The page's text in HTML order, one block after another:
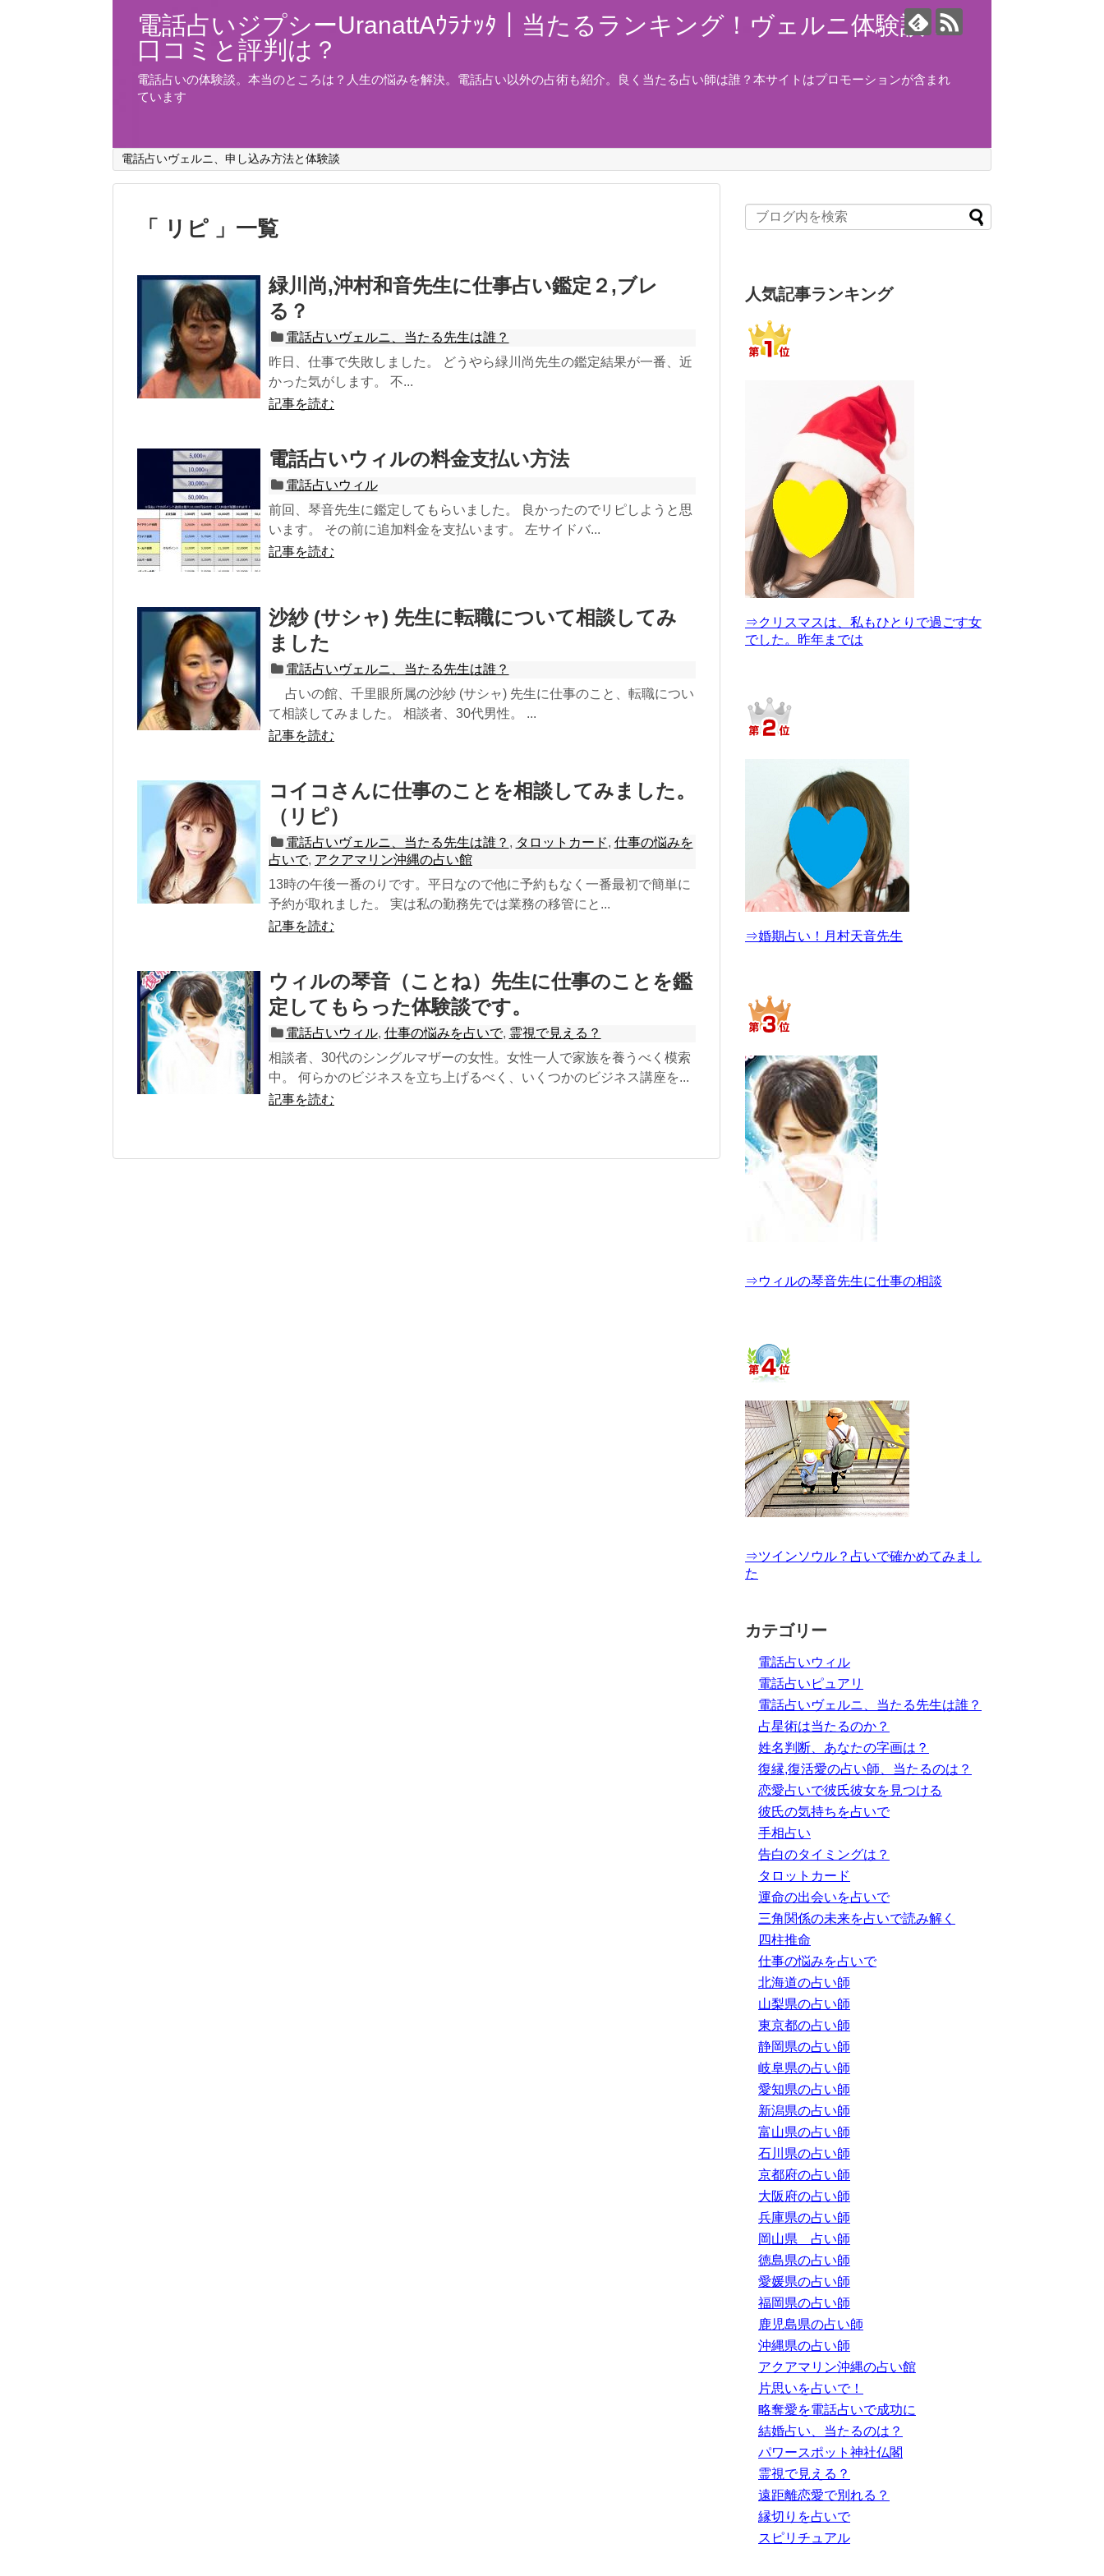
電話占いジプシーUranattAｳﾗﾅｯﾀ｜当たるランキング！ヴェルニ体験談！
口コミと評判は？
電話占いの体験談。本当のところは？人生の悩みを解決。電話占い以外の占術も紹介。良く当たる占い師は誰？本サイトはプロモーションが含まれ
ています
電話占いヴェルニ、申し込み方法と体験談
「 リピ 」一覧
緑川尚,沖村和音先生に仕事占い鑑定２,ブレ
る？
電話占いヴェルニ、当たる先生は誰？
昨日、仕事で失敗しました。 どうやら緑川尚先生の鑑定結果が一番、近
かった気がします。 不...
記事を読む
電話占いウィルの料金支払い方法
電話占いウィル
前回、琴音先生に鑑定してもらいました。 良かったのでリピしようと思
います。 その前に追加料金を支払います。 左サイドバ...
記事を読む
沙紗 (サシャ) 先生に転職について相談してみ
ました
電話占いヴェルニ、当たる先生は誰？
占いの館、千里眼所属の沙紗 (サシャ) 先生に仕事のこと、転職につい
て相談してみました。 相談者、30代男性。 ...
記事を読む
コイコさんに仕事のことを相談してみました。
（リピ）
電話占いヴェルニ、当たる先生は誰？ , タロットカード, 仕事の悩みを
占いで, アクアマリン沖縄の占い館
13時の午後一番のりです。平日なので他に予約もなく一番最初で簡単に
予約が取れました。 実は私の勤務先では業務の移管にと...
記事を読む
ウィルの琴音（ことね）先生に仕事のことを鑑
定してもらった体験談です。
電話占いウィル, 仕事の悩みを占いで, 霊視で見える？
相談者、30代のシングルマザーの女性。女性一人で家族を養うべく模索
中。 何らかのビジネスを立ち上げるべく、いくつかのビジネス講座を...
記事を読む
人気記事ランキング
⇒クリスマスは、私もひとりで過ごす女
でした。昨年までは
⇒婚期占い！月村天音先生
⇒ウィルの琴音先生に仕事の相談
⇒ツインソウル？占いで確かめてみまし
た
カテゴリー
電話占いウィル
電話占いピュアリ
電話占いヴェルニ、当たる先生は誰？
占星術は当たるのか？
姓名判断、あなたの字画は？
復縁,復活愛の占い師、当たるのは？
恋愛占いで彼氏彼女を見つける
彼氏の気持ちを占いで
手相占い
告白のタイミングは？
タロットカード
運命の出会いを占いで
三角関係の未来を占いで読み解く
四柱推命
仕事の悩みを占いで
北海道の占い師
山梨県の占い師
東京都の占い師
静岡県の占い師
岐阜県の占い師
愛知県の占い師
新潟県の占い師
富山県の占い師
石川県の占い師
京都府の占い師
大阪府の占い師
兵庫県の占い師
岡山県 占い師
徳島県の占い師
愛媛県の占い師
福岡県の占い師
鹿児島県の占い師
沖縄県の占い師
アクアマリン沖縄の占い館
片思いを占いで！
略奪愛を電話占いで成功に
結婚占い、当たるのは？
パワースポット神社仏閣
霊視で見える？
遠距離恋愛で別れる？
縁切りを占いで
スピリチュアル